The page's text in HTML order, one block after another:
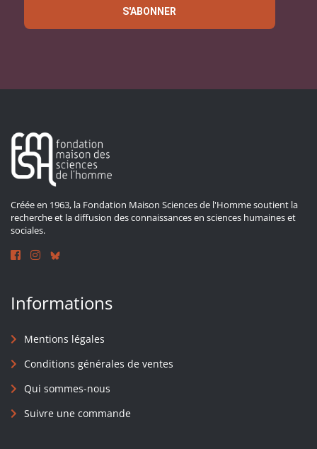
S'ABONNER
Créée en 1963, la Fondation Maison Sciences de l'Homme soutient la
recherche et la diffusion des connaissances en sciences humaines et
sociales.
Informations
Mentions légales
Conditions générales de ventes
Qui sommes-nous
Suivre une commande